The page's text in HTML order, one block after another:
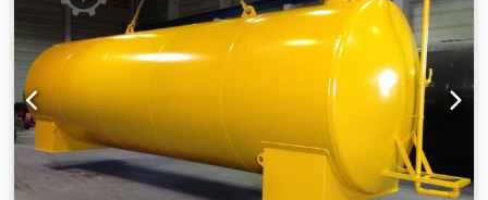
saviem tvertnēm varam nodrošināt šādu aprīkojumu: -
Noplūdes uzraudzības sistēma ar vakuuma vai
pārspiediena noplūdes detektoru - Lūkas šahta ar ietājamu
vai pārbraucamu segumu - Starpsienas (kā vairāku
nodalījumu tvertne) - Iekšējie pārklājumi (piem., 2K
epoksīda sveķi), daļēja vai pilna oderējuma izpildē Djdpfx
Asi Enxdeptekr - Līmeņa un satura mērīšanas ierīces, kā arī
vadības un regulēšanas tehnika - Elektriskā tvertņu apsilde